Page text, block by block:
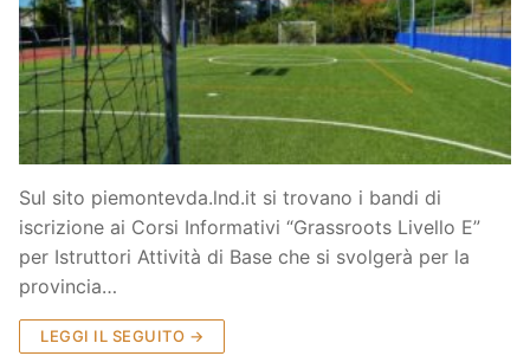
Sul sito piemontevda.lnd.it si trovano i bandi di
iscrizione ai Corsi Informativi “Grassroots Livello E”
per Istruttori Attività di Base che si svolgerà per la
provincia…
LEGGI IL SEGUITO →